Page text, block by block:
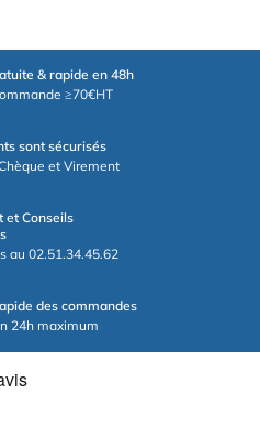
& rapide en 48h
≥70€HT
sont sécurisés
et Virement
et Conseils
au 02.51.34.45.62
des commandes
24h maximum